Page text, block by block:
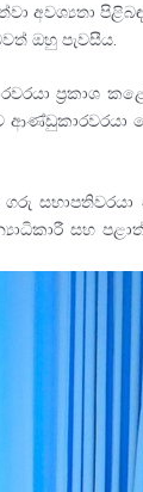
අවශ්‍යතා
ඔහු පැවසීය.
ප්‍රකාශ
සහ